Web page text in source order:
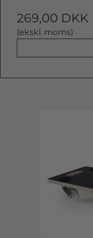
269,00 DKK
(ekskl. moms)